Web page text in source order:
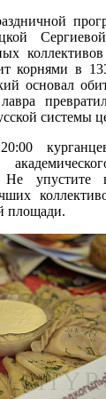
корнями в
основал
системы
упустите
площади.